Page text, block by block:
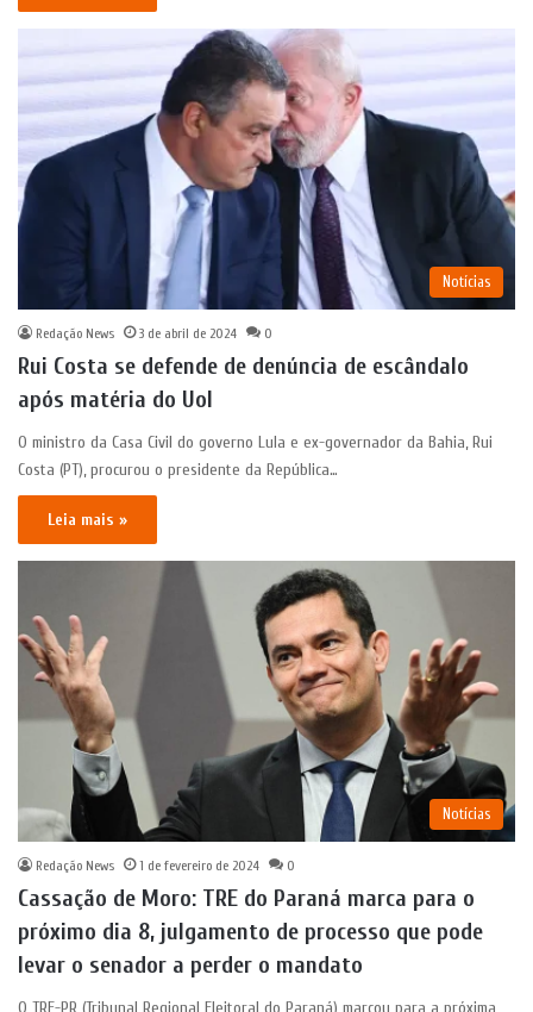
Notícias
Redação News 3 de abril de 2024 0
Rui Costa se defende de denúncia de escândalo
após matéria do Uol
O ministro da Casa Civil do governo Lula e ex-governador da Bahia, Rui
Costa (PT), procurou o presidente da República…
Leia mais »
Notícias
Redação News 1 de fevereiro de 2024 0
Cassação de Moro: TRE do Paraná marca para o
próximo dia 8, julgamento de processo que pode
levar o senador a perder o mandato
O TRE-PR (Tribunal Regional Eleitoral do Paraná) marcou para a próxima